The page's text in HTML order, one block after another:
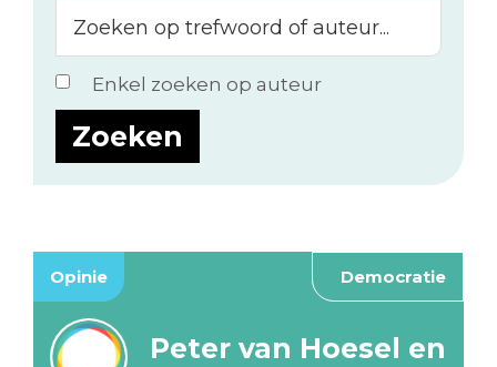
op
trefwoord
of
auteur...
Enkel zoeken op auteur
Opinie Democratie
Peter van Hoesel en